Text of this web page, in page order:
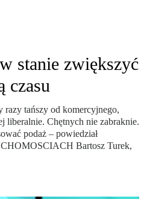
stanie zwiększyć
czasu
tańszy od komercyjnego,
liberalnie. Chętnych nie zabraknie.
podaż – powiedział
Bartosz Turek,